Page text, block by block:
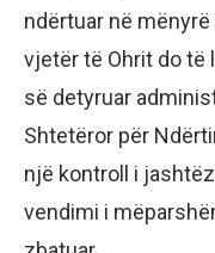
ndërtuar në
vjetër të Ohrit do
së detyruar
Shtetëror për
një kontroll i
vendimi i